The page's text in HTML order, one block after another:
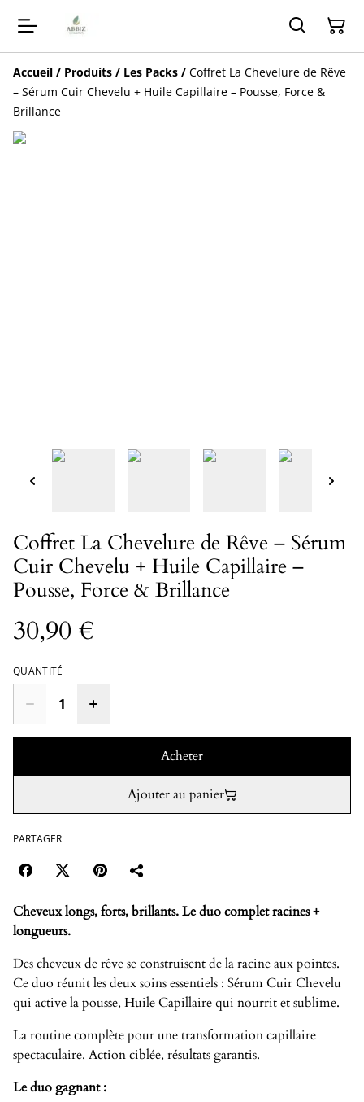
Accueil / Produits / Les Packs / Coffret La Chevelure de Rêve
– Sérum Cuir Chevelu + Huile Capillaire – Pousse, Force &
Brillance
Coffret La Chevelure de Rêve – Sérum
Cuir Chevelu + Huile Capillaire –
Pousse, Force & Brillance
30,90 €
QUANTITÉ
Acheter
Ajouter au panier
PARTAGER
Cheveux longs, forts, brillants. Le duo complet racines +
longueurs.
Des cheveux de rêve se construisent de la racine aux pointes.
Ce duo réunit les deux soins essentiels : Sérum Cuir Chevelu
qui active la pousse, Huile Capillaire qui nourrit et sublime.
La routine complète pour une transformation capillaire
spectaculaire. Action ciblée, résultats garantis.
Le duo gagnant :